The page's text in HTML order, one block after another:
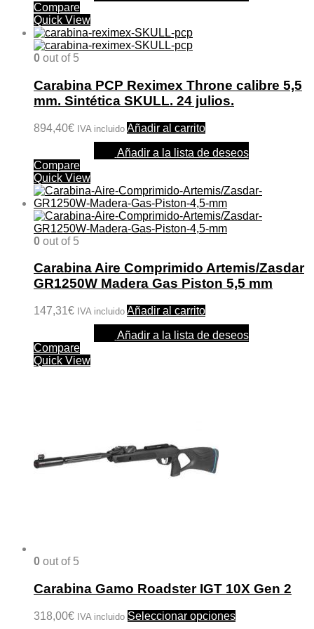
Compare
Quick View
0 out of 5
Carabina PCP Reximex Throne calibre 5,5
mm. Sintética SKULL. 24 julios.
894,40€ IVA incluido Añadir al carrito
Añadir a la lista de deseos
Compare
Quick View
0 out of 5
Carabina Aire Comprimido Artemis/Zasdar
GR1250W Madera Gas Piston 5,5 mm
147,31€ IVA incluido Añadir al carrito
Añadir a la lista de deseos
Compare
Quick View
0 out of 5
Carabina Gamo Roadster IGT 10X Gen 2
318,00€ IVA incluido Seleccionar opcionesEste